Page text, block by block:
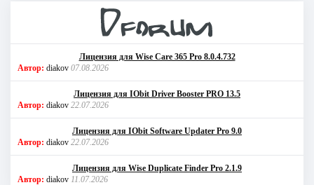
Лицензия для Wise Care 365 Pro 8.0.4.732
Автор: diakov 07.08.2026
Лицензия для IObit Driver Booster PRO 13.5
Автор: diakov 22.07.2026
Лицензия для IObit Software Updater Pro 9.0
Автор: diakov 22.07.2026
Лицензия для Wise Duplicate Finder Pro 2.1.9
Автор: diakov 11.07.2026